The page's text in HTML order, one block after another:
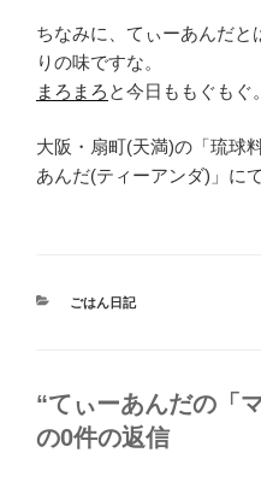
ちなみに、てぃーあんだ
りの味ですな。
まろまろ と今日ももぐもぐ。
大阪・扇町(天満)の「琉球
あんだ(ティーアンダ)」にて
カ
ごはん日記
“てぃーあんだの「
の0件の返信